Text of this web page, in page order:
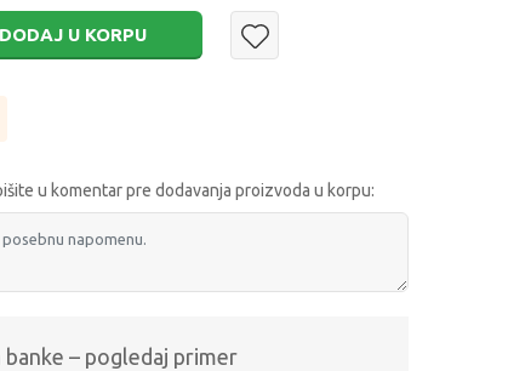
DODAJ U KORPU
u komentar pre dodavanja proizvoda u korpu:
– pogledaj primer